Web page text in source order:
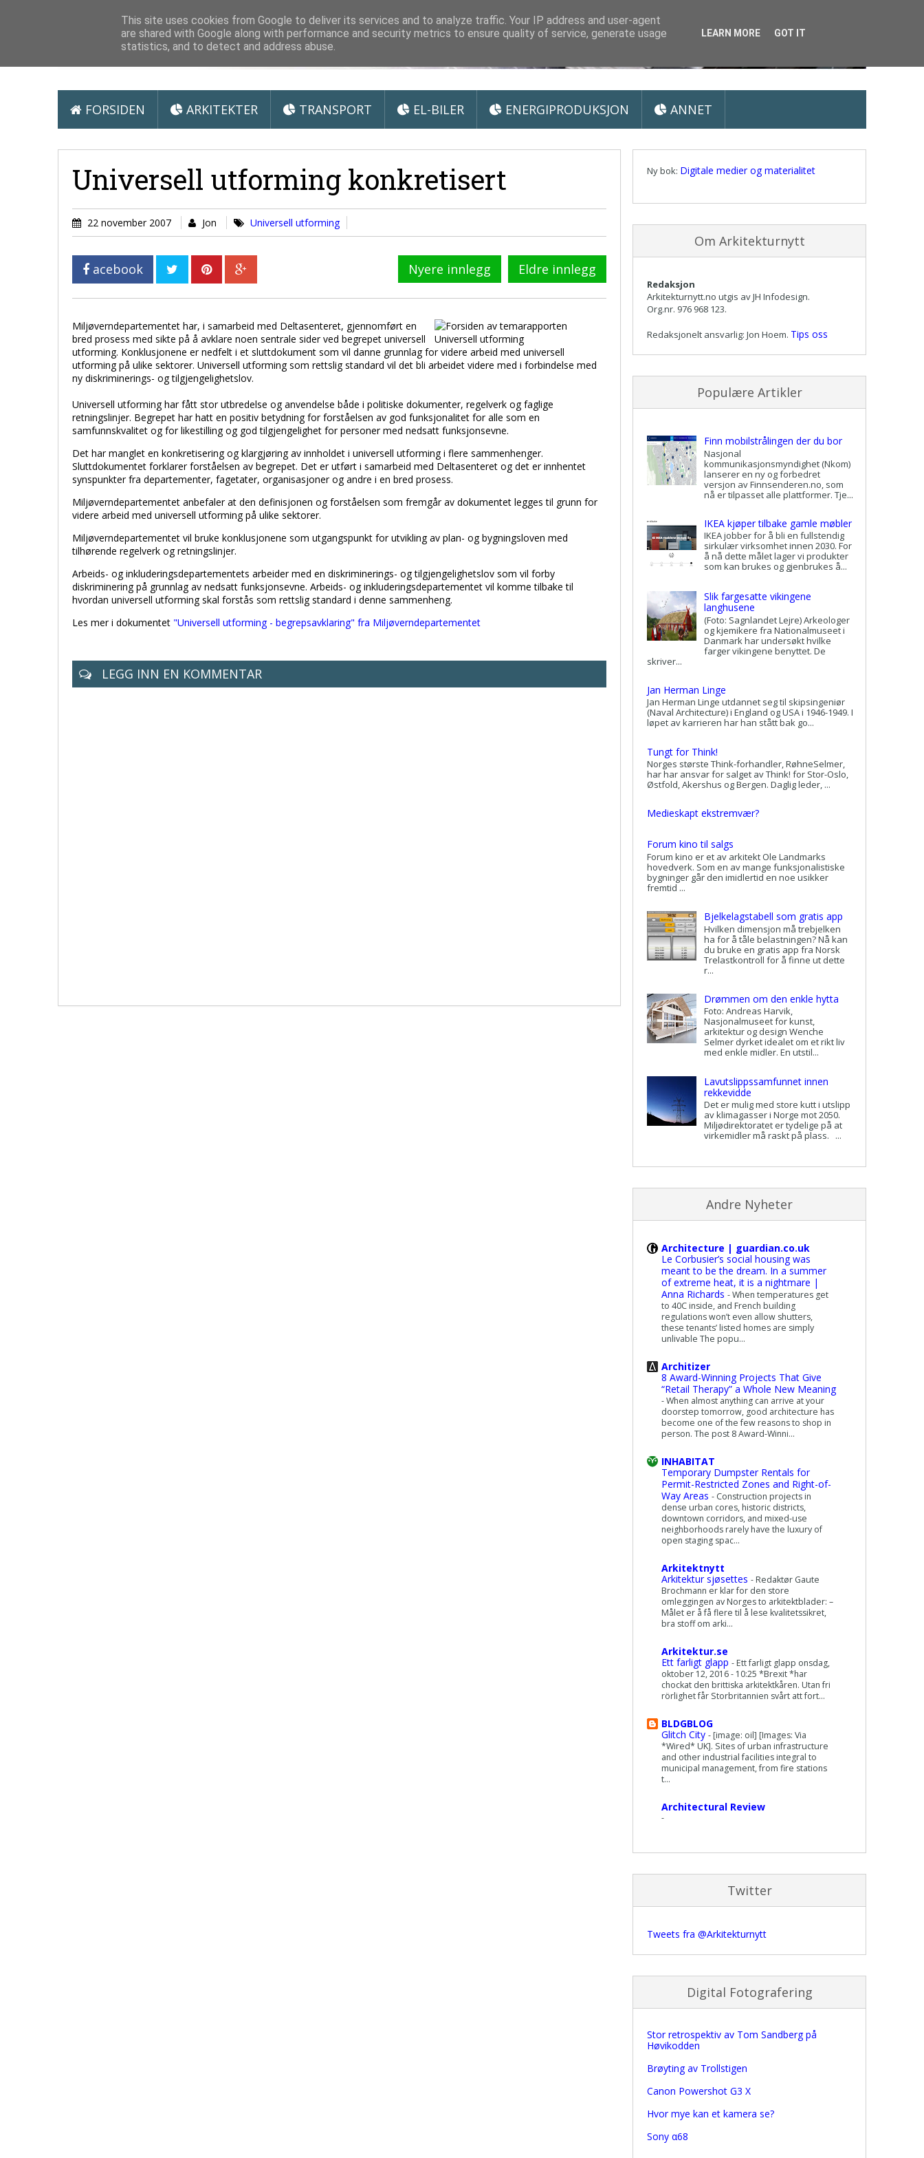
Arkitektur & Miljøteknologi
FORSIDEN ARKITEKTER TRANSPORT EL-BILER ENERGIPRODUKSJON ANNET
Universell utforming konkretisert
22 november 2007 Jon Universell utforming
acebook Nyere innlegg Eldre innlegg
Miljøverndepartementet har, i samarbeid med Deltasenteret, gjennomført en
bred prosess med sikte på å avklare noen sentrale sider ved begrepet universell
utforming. Konklusjonene er nedfelt i et sluttdokument som vil danne grunnlag for videre arbeid med universell
utforming på ulike sektorer. Universell utforming som rettslig standard vil det bli arbeidet videre med i forbindelse med
ny diskriminerings- og tilgjengelighetslov.
Universell utforming har fått stor utbredelse og anvendelse både i politiske dokumenter, regelverk og faglige
retningslinjer. Begrepet har hatt en positiv betydning for forståelsen av god funksjonalitet for alle som en
samfunnskvalitet og for likestilling og god tilgjengelighet for personer med nedsatt funksjonsevne.
Det har manglet en konkretisering og klargjøring av innholdet i universell utforming i flere sammenhenger.
Sluttdokumentet forklarer forståelsen av begrepet. Det er utført i samarbeid med Deltasenteret og det er innhentet
synspunkter fra departementer, fagetater, organisasjoner og andre i en bred prosess.
Miljøverndepartementet anbefaler at den definisjonen og forståelsen som fremgår av dokumentet legges til grunn for
videre arbeid med universell utforming på ulike sektorer.
Miljøverndepartementet vil bruke konklusjonene som utgangspunkt for utvikling av plan- og bygningsloven med
tilhørende regelverk og retningslinjer.
Arbeids- og inkluderingsdepartementets arbeider med en diskriminerings- og tilgjengelighetslov som vil forby
diskriminering på grunnlag av nedsatt funksjonsevne. Arbeids- og inkluderingsdepartementet vil komme tilbake til
hvordan universell utforming skal forstås som rettslig standard i denne sammenheng.
Les mer i dokumentet "Universell utforming - begrepsavklaring" fra Miljøverndepartementet
LEGG INN EN KOMMENTAR
Ny bok: Digitale medier og materialitet
Om Arkitekturnytt
Redaksjon
Arkitekturnytt.no utgis av JH Infodesign.
Org.nr. 976 968 123.
Redaksjonelt ansvarlig: Jon Hoem. Tips oss
Populære Artikler
Finn mobilstrålingen der du bor
Nasjonal
kommunikasjonsmyndighet (Nkom)
lanserer en ny og forbedret
versjon av Finnsenderen.no, som
nå er tilpasset alle plattformer. Tje...
IKEA kjøper tilbake gamle møbler
IKEA jobber for å bli en fullstendig
sirkulær virksomhet innen 2030. For
å nå dette målet lager vi produkter
som kan brukes og gjenbrukes å...
Slik fargesatte vikingene
langhusene
(Foto: Sagnlandet Lejre) Arkeologer
og kjemikere fra Nationalmuseet i
Danmark har undersøkt hvilke
farger vikingene benyttet. De
skriver...
Jan Herman Linge
Jan Herman Linge utdannet seg til skipsingeniør
(Naval Architecture) i England og USA i 1946-1949. I
løpet av karrieren har han stått bak go...
Tungt for Think!
Norges største Think-forhandler, RøhneSelmer,
har har ansvar for salget av Think! for Stor-Oslo,
Østfold, Akershus og Bergen. Daglig leder, ...
Medieskapt ekstremvær?
Forum kino til salgs
Forum kino er et av arkitekt Ole Landmarks
hovedverk. Som en av mange funksjonalistiske
bygninger går den imidlertid en noe usikker
fremtid ...
Bjelkelagstabell som gratis app
Hvilken dimensjon må trebjelken
ha for å tåle belastningen? Nå kan
du bruke en gratis app fra Norsk
Trelastkontroll for å finne ut dette
r...
Drømmen om den enkle hytta
Foto: Andreas Harvik,
Nasjonalmuseet for kunst,
arkitektur og design Wenche
Selmer dyrket idealet om et rikt liv
med enkle midler. En utstil...
Lavutslippssamfunnet innen
rekkevidde
Det er mulig med store kutt i utslipp
av klimagasser i Norge mot 2050.
Miljødirektoratet er tydelige på at
virkemidler må raskt på plass. ...
Andre Nyheter
Architecture | guardian.co.uk
Le Corbusier’s social housing was
meant to be the dream. In a summer
of extreme heat, it is a nightmare |
Anna Richards -When temperatures get
to 40C inside, and French building
regulations won’t even allow shutters,
these tenants’ listed homes are simply
unlivable The popu...
Architizer
8 Award-Winning Projects That Give
“Retail Therapy” a Whole New Meaning
-When almost anything can arrive at your
doorstep tomorrow, good architecture has
become one of the few reasons to shop in
person. The post 8 Award-Winni...
INHABITAT
Temporary Dumpster Rentals for
Permit-Restricted Zones and Right-of-
Way Areas - Construction projects in
dense urban cores, historic districts,
downtown corridors, and mixed-use
neighborhoods rarely have the luxury of
open staging spac...
Arkitektnytt
Arkitektur sjøsettes - Redaktør Gaute
Brochmann er klar for den store
omleggingen av Norges to arkitektblader: –
Målet er å få flere til å lese kvalitetssikret,
bra stoff om arki...
Arkitektur.se
Ett farligt glapp - Ett farligt glapp onsdag,
oktober 12, 2016 - 10:25 *Brexit *har
chockat den brittiska arkitektkåren. Utan fri
rörlighet får Storbritannien svårt att fort...
BLDGBLOG
Glitch City - [image: oil] [Images: Via
*Wired* UK]. Sites of urban infrastructure
and other industrial facilities integral to
municipal management, from fire stations
t...
Architectural Review
-
Twitter
Tweets fra @Arkitekturnytt
Digital Fotografering
Stor retrospektiv av Tom Sandberg på
Høvikodden
Brøyting av Trollstigen
Canon Powershot G3 X
Hvor mye kan et kamera se?
Sony α68
This site uses cookies from Google to deliver its services and to analyze traffic. Your IP address and user-agent
are shared with Google along with performance and security metrics to ensure quality of service, generate usage
statistics, and to detect and address abuse.
LEARN MORE GOT IT